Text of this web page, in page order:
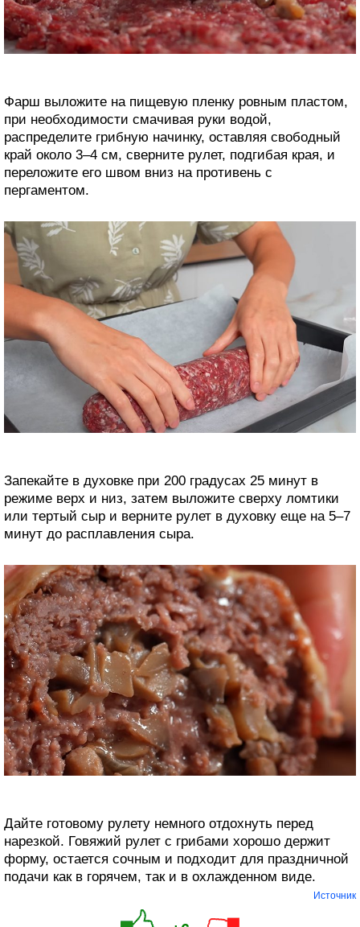
Фарш выложите на пищевую пленку ровным пластом,
при необходимости смачивая руки водой,
распределите грибную начинку, оставляя свободный
край около 3–4 см, сверните рулет, подгибая края, и
переложите его швом вниз на противень с
пергаментом.
Запекайте в духовке при 200 градусах 25 минут в
режиме верх и низ, затем выложите сверху ломтики
или тертый сыр и верните рулет в духовку еще на 5–7
минут до расплавления сыра.
Дайте готовому рулету немного отдохнуть перед
нарезкой. Говяжий рулет с грибами хорошо держит
форму, остается сочным и подходит для праздничной
подачи как в горячем, так и в охлажденном виде.
Источник